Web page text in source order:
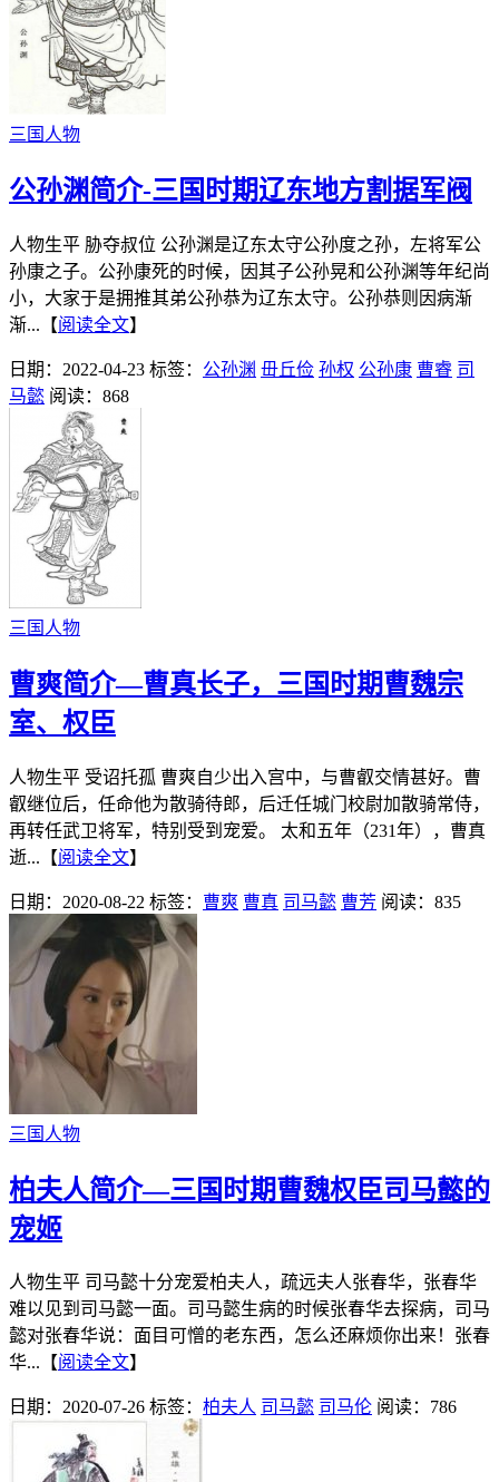
三国人物
公孙渊简介-三国时期辽东地方割据军阀
人物生平 胁夺叔位 公孙渊是辽东太守公孙度之孙，左将军公
孙康之子。公孙康死的时候，因其子公孙晃和公孙渊等年纪尚
小，大家于是拥推其弟公孙恭为辽东太守。公孙恭则因病渐
渐...【阅读全文】
日期：2022-04-23 标签： 公孙渊 毌丘俭 孙权 公孙康 曹睿 司
马懿 阅读：868
三国人物
曹爽简介—曹真长子，三国时期曹魏宗
室、权臣
人物生平 受诏托孤 曹爽自少出入宫中，与曹叡交情甚好。曹
叡继位后，任命他为散骑待郎，后迁任城门校尉加散骑常侍，
再转任武卫将军，特别受到宠爱。 太和五年（231年），曹真
逝...【阅读全文】
日期：2020-08-22 标签： 曹爽 曹真 司马懿 曹芳 阅读：835
三国人物
柏夫人简介—三国时期曹魏权臣司马懿的
宠姬
人物生平 司马懿十分宠爱柏夫人，疏远夫人张春华，张春华
难以见到司马懿一面。司马懿生病的时候张春华去探病，司马
懿对张春华说：面目可憎的老东西，怎么还麻烦你出来！张春
华...【阅读全文】
日期：2020-07-26 标签： 柏夫人 司马懿 司马伦 阅读：786